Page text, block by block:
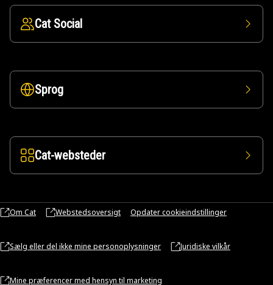
Cat Social
Sprog
Cat-websteder
Om Cat Webstedsoversigt Opdater cookieindstillinger
Sælg eller del ikke mine personoplysninger Juridiske vilkår
Mine præferencer med hensyn til marketing